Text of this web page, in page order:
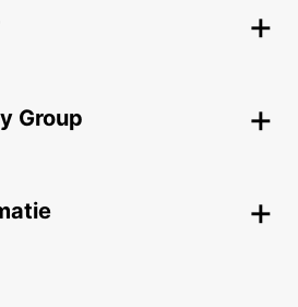
Group